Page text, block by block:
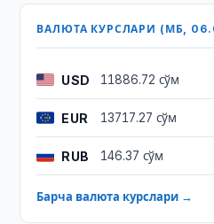
ВАЛЮТА КУРСЛАРИ (МБ,
USD 11886.72 сўм
EUR 13717.27 сўм
RUB 146.37 сўм
Барча валюта курслари →